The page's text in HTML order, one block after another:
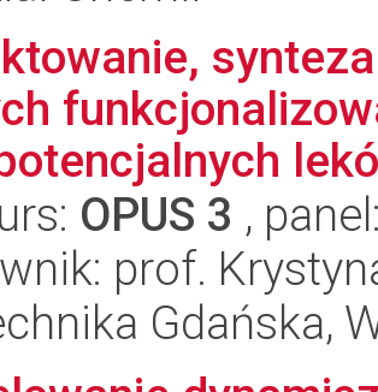
OPUS 3 ,
prof.
Gdańska,